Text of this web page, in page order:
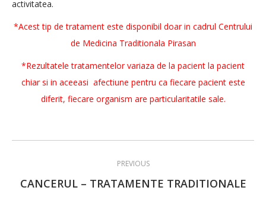
activitatea.
*Acest tip de tratament este disponibil doar in cadrul Centrului
de Medicina Traditionala Pirasan
*Rezultatele tratamentelor variaza de la pacient la pacient
chiar si in aceeasi afectiune pentru ca fiecare pacient este
diferit, fiecare organism are particularitatile sale.
PREVIOUS
Previous
CANCERUL – TRATAMENTE TRADITIONALE